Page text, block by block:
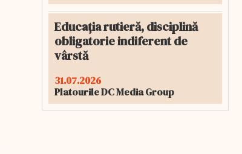
Educația rutieră, disciplină
obligatorie indiferent de
vârstă
31.07.2026
Platourile DC Media Group